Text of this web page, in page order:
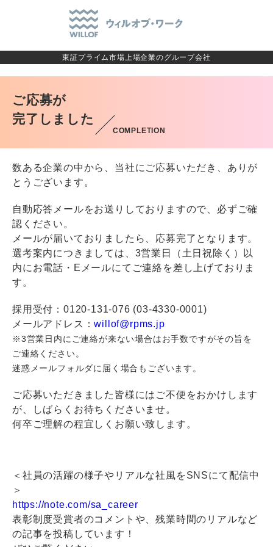
東証プライム市場上場企業のグループ会社
ご応募が
完了しました
COMPLETION
数ある企業の中から、当社にご応募いただき、ありが
とうございます。
自動応答メールをお送りしておりますので、必ずご確
認ください。
メールが届いておりましたら、応募完了となります。
選考案内につきましては、3営業日（土日祝除く）以
内にお電話・Eメールにてご連絡を差し上げておりま
す。
採用受付：0120-131-076 (03-4330-0001)
メールアドレス：willof@rpms.jp
※3営業日内にご連絡が来ない場合はお手数ですがその旨を
ご連絡ください。
迷惑メールフォルダに届く場合もございます。
ご応募いただきました皆様にはご不便をおかけします
が、しばらくお待ちくださいませ。
何卒ご理解の程宜しくお願い致します。
＜社員の活躍の様子やリアルな社風をSNSにて配信中
＞
https://note.com/sa_career
表彰制度受賞者のコメントや、残業時間のリアルなど
の記事を投稿しています！